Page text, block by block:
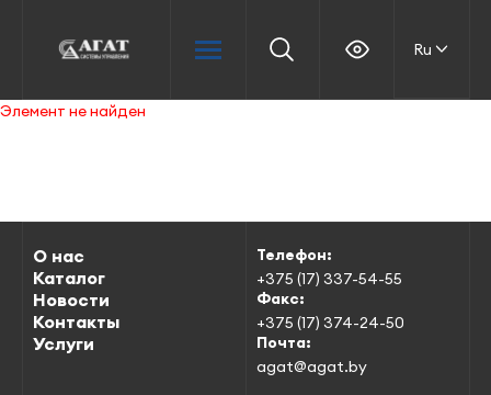
Ru
Элемент не найден
О нас
Каталог
Новости
Контакты
Услуги
Телефон:
+375 (17) 337-54-55
Факс:
+375 (17) 374-24-50
Почта:
agat@agat.by